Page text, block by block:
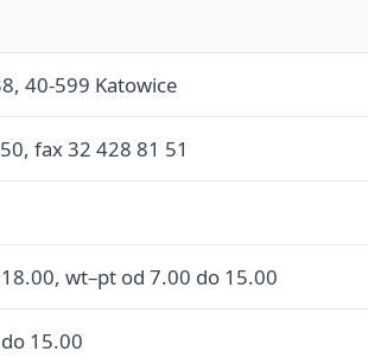
40-599 Katowice
fax 32 428 81 51
wt–pt od 7.00 do 15.00
15.00